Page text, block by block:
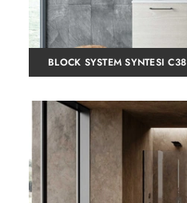
BLOCK SYSTEM SYNTESI C38